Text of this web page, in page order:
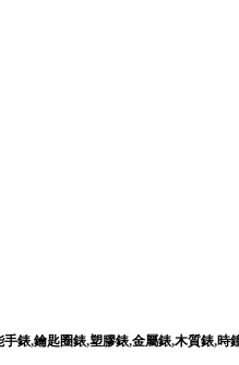
手錶,鑰匙圈錶,塑膠錶,金屬錶,木質錶,時